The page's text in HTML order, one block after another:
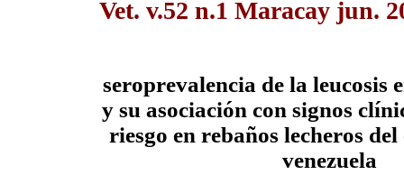
Vet. v.52 n.1 Maracay jun.
seroprevalencia de la leucosis
y su asociación con signos
riesgo en rebaños lecheros
venezuela